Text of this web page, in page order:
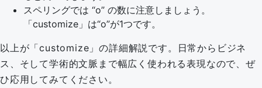
スペリングでは “o” の数に注意しましょう。
「customize」は“o”が1つです。
以上が「customize」の詳細解説です。日常からビジネ
ス、そして学術的文脈まで幅広く使われる表現なので、ぜ
ひ応用してみてください。